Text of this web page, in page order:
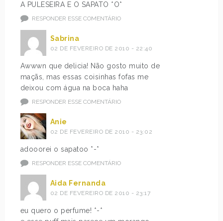
A PULESEIRA E O SAPATO *O*
RESPONDER ESSE COMENTÁRIO
Sabrina
02 DE FEVEREIRO DE 2010 - 22:40
Awwwn que delicia! Não gosto muito de
maçãs, mas essas coisinhas fofas me
deixou com água na boca haha
RESPONDER ESSE COMENTÁRIO
Anie
02 DE FEVEREIRO DE 2010 - 23:02
adooorei o sapatoo *-*
RESPONDER ESSE COMENTÁRIO
Aida Fernanda
02 DE FEVEREIRO DE 2010 - 23:17
eu quero o perfume! *-*